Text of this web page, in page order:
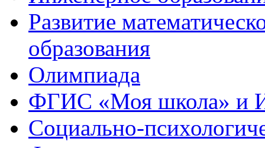
Развитие
образования
Олимпиада
ФГИС «Моя школа» и
Социально-